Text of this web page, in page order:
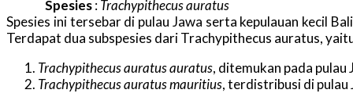
Spesies:Trachypithecus auratus
Spesies ini tersebar di pulau Jawa serta kepulauan kecil
Terdapat dua subspesies dari Trachypithecus auratus,
Trachypithecus auratus auratus, ditemukan pada pulau
Trachypithecus auratus mauritius, terdistribusi di pulau